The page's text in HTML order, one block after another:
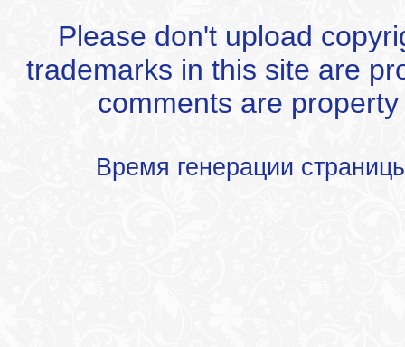
Please don't upload
trademarks in this site are
comments are
Время генерации